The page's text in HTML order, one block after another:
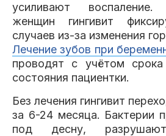
усиливают
женщин гингивит
случаев из-за изменения
Лечение зубов при
проводят с учётом
состояния пациентки.
Без лечения гингивит
за 6-24 месяца. Бактерии
под десну, разрушают